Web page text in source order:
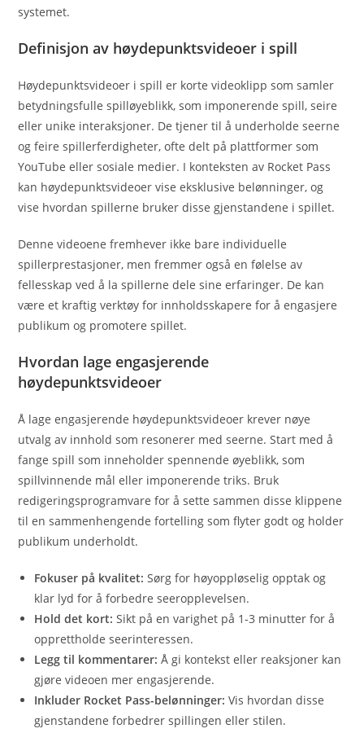
systemet.
Definisjon av høydepunktsvideoer i spill
Høydepunktsvideoer i spill er korte videoklipp som samler
betydningsfulle spilløyeblikk, som imponerende spill, seire
eller unike interaksjoner. De tjener til å underholde seerne
og feire spillerferdigheter, ofte delt på plattformer som
YouTube eller sosiale medier. I konteksten av Rocket Pass
kan høydepunktsvideoer vise eksklusive belønninger, og
vise hvordan spillerne bruker disse gjenstandene i spillet.
Denne videoene fremhever ikke bare individuelle
spillerprestasjoner, men fremmer også en følelse av
fellesskap ved å la spillerne dele sine erfaringer. De kan
være et kraftig verktøy for innholdsskapere for å engasjere
publikum og promotere spillet.
Hvordan lage engasjerende
høydepunktsvideoer
Å lage engasjerende høydepunktsvideoer krever nøye
utvalg av innhold som resonerer med seerne. Start med å
fange spill som inneholder spennende øyeblikk, som
spillvinnende mål eller imponerende triks. Bruk
redigeringsprogramvare for å sette sammen disse klippene
til en sammenhengende fortelling som flyter godt og holder
publikum underholdt.
Fokuser på kvalitet: Sørg for høyoppløselig opptak og
klar lyd for å forbedre seeropplevelsen.
Hold det kort: Sikt på en varighet på 1-3 minutter for å
opprettholde seerinteressen.
Legg til kommentarer: Å gi kontekst eller reaksjoner kan
gjøre videoen mer engasjerende.
Inkluder Rocket Pass-belønninger: Vis hvordan disse
gjenstandene forbedrer spillingen eller stilen.